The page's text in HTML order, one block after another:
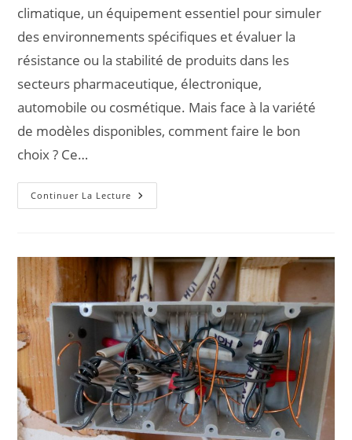
climatique, un équipement essentiel pour simuler
des environnements spécifiques et évaluer la
résistance ou la stabilité de produits dans les
secteurs pharmaceutique, électronique,
automobile ou cosmétique. Mais face à la variété
de modèles disponibles, comment faire le bon
choix ? Ce…
Continuer La Lecture